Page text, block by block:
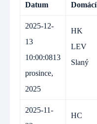
Datum Domácí
2025-12-
13
10:00:0813
prosince,
2025
HK
LEV
Slaný
2025-11-
HC